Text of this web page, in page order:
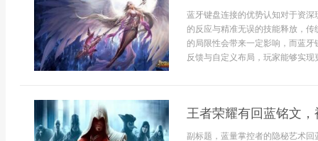
蓝牙键盘连接的优势认知对于资
的反应与精准无误的技能释放，
的局限性会带来一定影响，而蓝
反馈与自定义布局，玩家能够实现
王者荣耀有回蓝铭文
副标题，蓝量掌控者的隐秘艺术